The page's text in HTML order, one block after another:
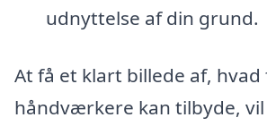
udnyttelse af din grund.
At få et klart billede af,
håndværkere kan tilbyde,